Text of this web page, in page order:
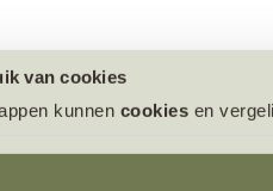
van cookies
kunnen cookies en